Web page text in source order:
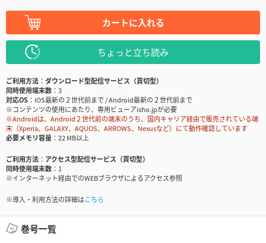
カートに入れる
ちょっと立ち読み
ご利用方法
ダウンロード型配信サービス（買切型）
同時使用端末数
3
対応OS
iOS最新の２世代前まで / Android最新の２世代前まで
※コンテンツの使用にあたり、専用ビューアisho.jpが必要
※Androidは、Android２世代前の端末のうち、国内キャリア経由で販売されている端
末（Xperia、GALAXY、AQUOS、ARROWS、Nexusなど）にて動作確認しています
必要メモリ容量
22 MB以上
ご利用方法
アクセス型配信サービス（買切型）
同時使用端末数
1
※インターネット経由でのWEBブラウザによるアクセス参照
※導入・利用方法の詳細はこちら
巻号一覧